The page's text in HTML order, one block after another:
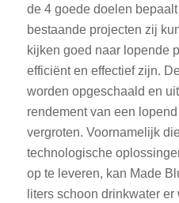
de 4 goede doelen
bestaande projecten zij
kijken goed naar lopende
efficiënt en effectief zijn.
worden opgeschaald en
rendement van een
vergroten. Voornamelijk
technologische
op te leveren, kan Made
liters schoon drinkwater